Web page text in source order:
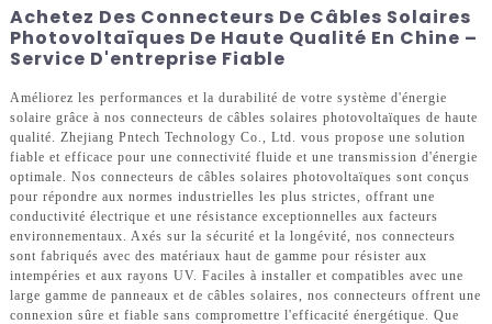
Achetez Des Connecteurs De Câbles Solaires
Photovoltaïques De Haute Qualité En Chine –
Service D'entreprise Fiable
Améliorez les performances et la durabilité de votre système d'énergie
solaire grâce à nos connecteurs de câbles solaires photovoltaïques de haute
qualité. Zhejiang Pntech Technology Co., Ltd. vous propose une solution
fiable et efficace pour une connectivité fluide et une transmission d'énergie
optimale. Nos connecteurs de câbles solaires photovoltaïques sont conçus
pour répondre aux normes industrielles les plus strictes, offrant une
conductivité électrique et une résistance exceptionnelles aux facteurs
environnementaux. Axés sur la sécurité et la longévité, nos connecteurs
sont fabriqués avec des matériaux haut de gamme pour résister aux
intempéries et aux rayons UV. Faciles à installer et compatibles avec une
large gamme de panneaux et de câbles solaires, nos connecteurs offrent une
connexion sûre et fiable sans compromettre l'efficacité énergétique. Que